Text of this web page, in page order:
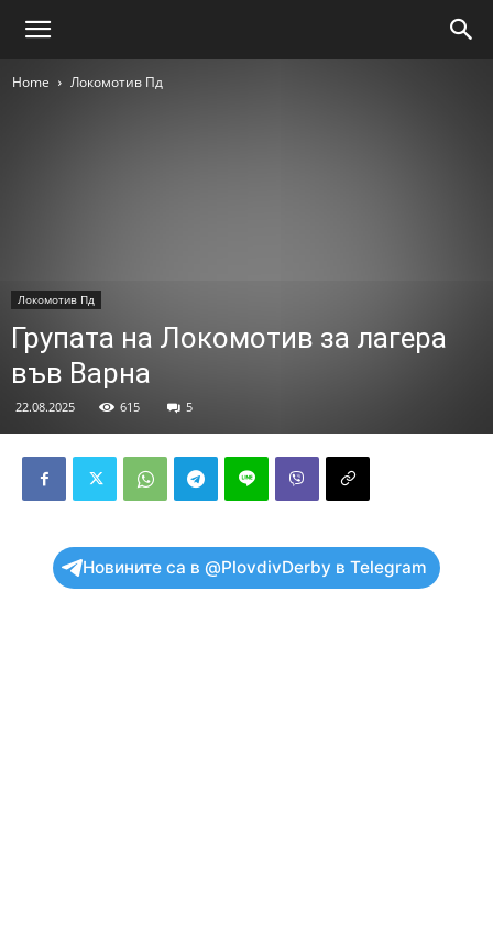
Home Локомотив Пд
Локомотив Пд
Групата на Локомотив за лагера
във Варна
22.08.2025 615 5
Новините са в @PlovdivDerby в Telegram